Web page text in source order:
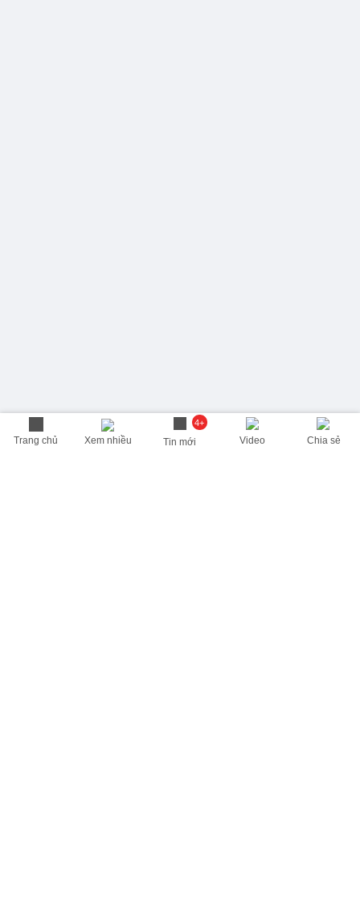
Trang chủ Xem nhiều
4+
Tin mới Video Chia sẻ